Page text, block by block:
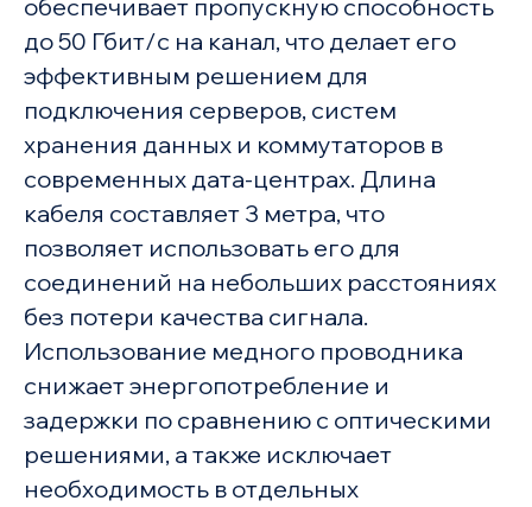
обеспечивает пропускную способность
до 50 Гбит/с на канал, что делает его
эффективным решением для
подключения серверов, систем
хранения данных и коммутаторов в
современных дата-центрах. Длина
кабеля составляет 3 метра, что
позволяет использовать его для
соединений на небольших расстояниях
без потери качества сигнала.
Использование медного проводника
снижает энергопотребление и
задержки по сравнению с оптическими
решениями, а также исключает
необходимость в отдельных